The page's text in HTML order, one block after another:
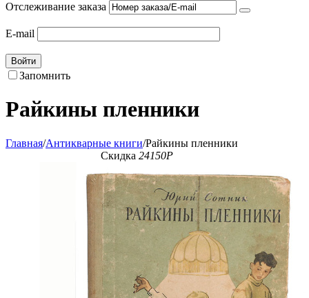
Отслеживание заказа
E-mail
Войти
Запомнить
Райкины пленники
Главная/Антикварные книги/Райкины пленники
Скидка 24150Р